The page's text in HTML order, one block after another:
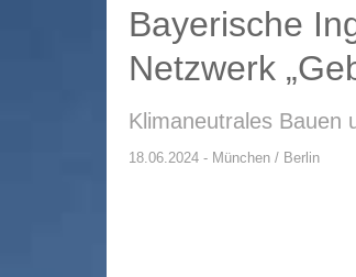
Bayerische
Netzwerk
Klimaneutrales Bauen
18.06.2024 - München / Berlin